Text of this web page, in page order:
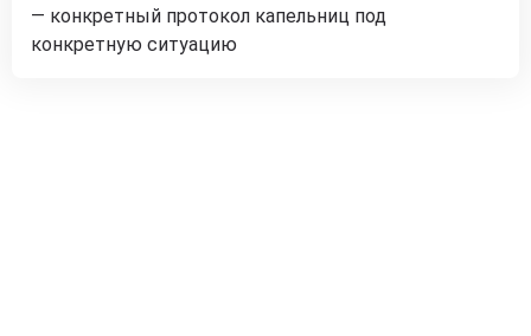
— конкретный протокол капельниц под
конкретную ситуацию